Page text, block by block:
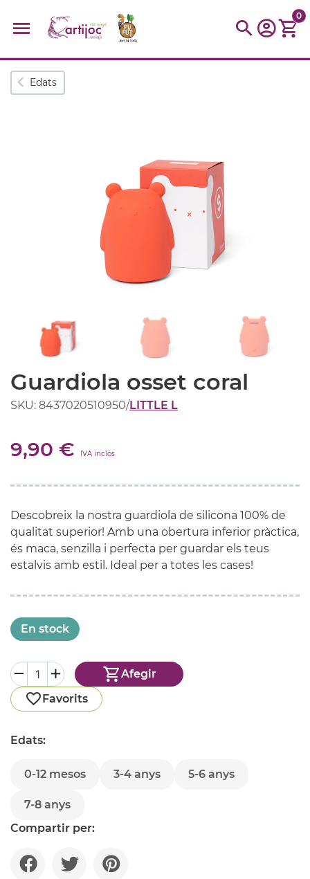
Cerques populars
0
Edats
Guardiola osset coral
SKU: 8437020510950/LITTLE L
9,90 € IVA inclòs
Descobreix la nostra guardiola de silicona 100% de
qualitat superior! Amb una obertura inferior pràctica,
és maca, senzilla i perfecta per guardar els teus
estalvis amb estil. Ideal per a totes les cases!
En stock
Afegir
Favorits
Edats:
0-12 mesos 3-4 anys 5-6 anys
7-8 anys
Compartir per: